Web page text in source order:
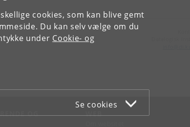
cookies, som kan blive gemt
Du kan selv vælge om du
under Cookie- og
Se cookies
OG
WEB